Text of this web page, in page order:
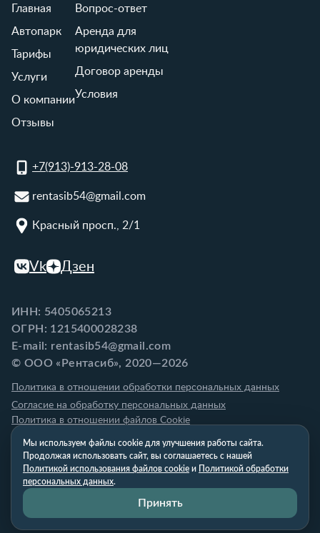
Главная
Автопарк
Тарифы
Услуги
О компании
Отзывы
Вопрос-ответ
Аренда для
юридических лиц
Договор аренды
Условия
+7(913)-913-28-08
rentasib54@gmail.com
Красный просп., 2/1
Vk Дзен
ИНН: 5405065213
ОГРН: 1215400028238
E-mail: rentasib54@gmail.com
© ООО «Рентасиб», 2020—2026
Политика в отношении обработки персональных данных
Согласие на обработку персональных данных
Политика в отношении файлов Cookie
Мы используем файлы cookie для улучшения работы сайта.
Продолжая использовать сайт, вы соглашаетесь с нашей
Политикой использования файлов cookie и Политикой обработки
персональных данных.
Принять